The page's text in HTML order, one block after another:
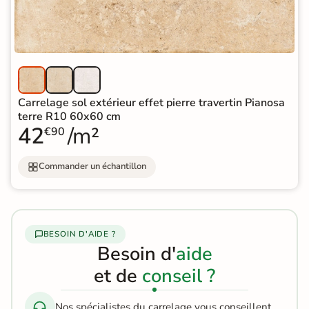
Carrelage sol extérieur effet pierre travertin Pianosa
terre R10 60x60 cm
42€90 /m²
Commander un échantillon
BESOIN D'AIDE ?
Besoin d'aide
et de conseil ?